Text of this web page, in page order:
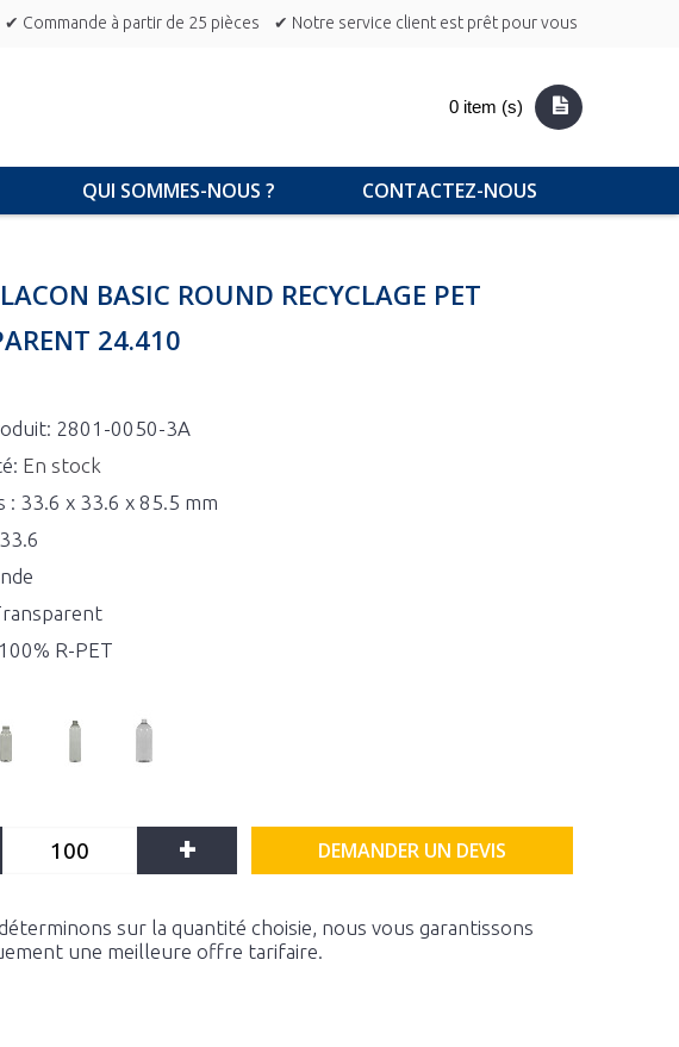
✔ Commande à partir de 25 pièces ✔ Notre service client est prêt pour vous
0 item (s)
QUI SOMMES-NOUS ? CONTACTEZ-NOUS
BASIC ROUND RECYCLAGE PET
24.410
2801-0050-3A
En stock
: 33.6 x 33.6 x 85.5 mm
R-PET
+ DEMANDER UN DEVIS
sur la quantité choisie, nous vous garantissons
une meilleure offre tarifaire.